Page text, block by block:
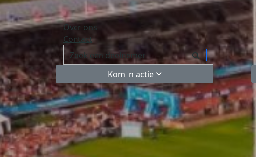
Over ons
Contact
Kom in actie